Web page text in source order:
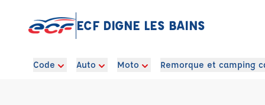
ECF DIGNE LES BAINS
Code Auto Moto Remorque et camping